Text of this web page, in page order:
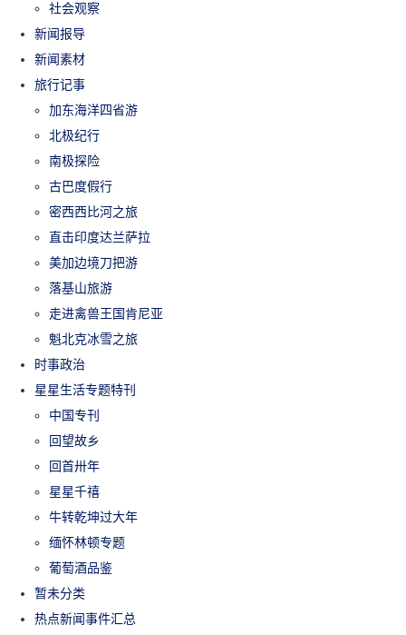
社会观察
新闻报导
新闻素材
旅行记事
加东海洋四省游
北极纪行
南极探险
古巴度假行
密西西比河之旅
直击印度达兰萨拉
美加边境刀把游
落基山旅游
走进禽兽王国肯尼亚
魁北克冰雪之旅
时事政治
星星生活专题特刊
中国专刊
回望故乡
回首卅年
星星千禧
牛转乾坤过大年
缅怀林顿专题
葡萄酒品鉴
暂未分类
热点新闻事件汇总